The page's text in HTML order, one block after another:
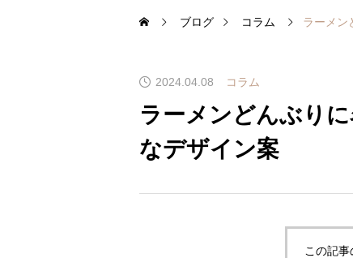
ブログ コラム ラーメン
2024.04.08 コラム
ラーメンどんぶり
なデザイン案
この記